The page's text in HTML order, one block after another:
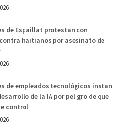
de Espaillat protestan con
haitianos por asesinato de
de empleados tecnológicos instan
de la IA por peligro de que
control